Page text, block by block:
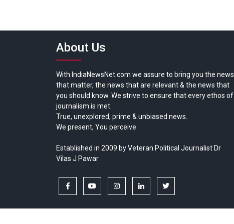
About Us
With IndiaNewsNet.com we assure to bring you the news
that matter, the news that are relevant & the news that
you should know. We strive to ensure that every ethos of
journalism is met.
True, unexplored, prime & unbiased news.
We present, You perceive
Established in 2009 by Veteran Political Journalist Dr
Vilas J Pawar
facebook youtubeinstagramlinkedintwitter